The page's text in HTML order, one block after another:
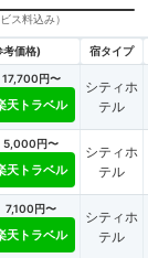
ス料込み）
考価格) 宿タイプ
17,700円〜
天トラベル
シティホ
テル
5,000円〜
天トラベル
シティホ
テル
7,100円〜
天トラベル
シティホ
テル